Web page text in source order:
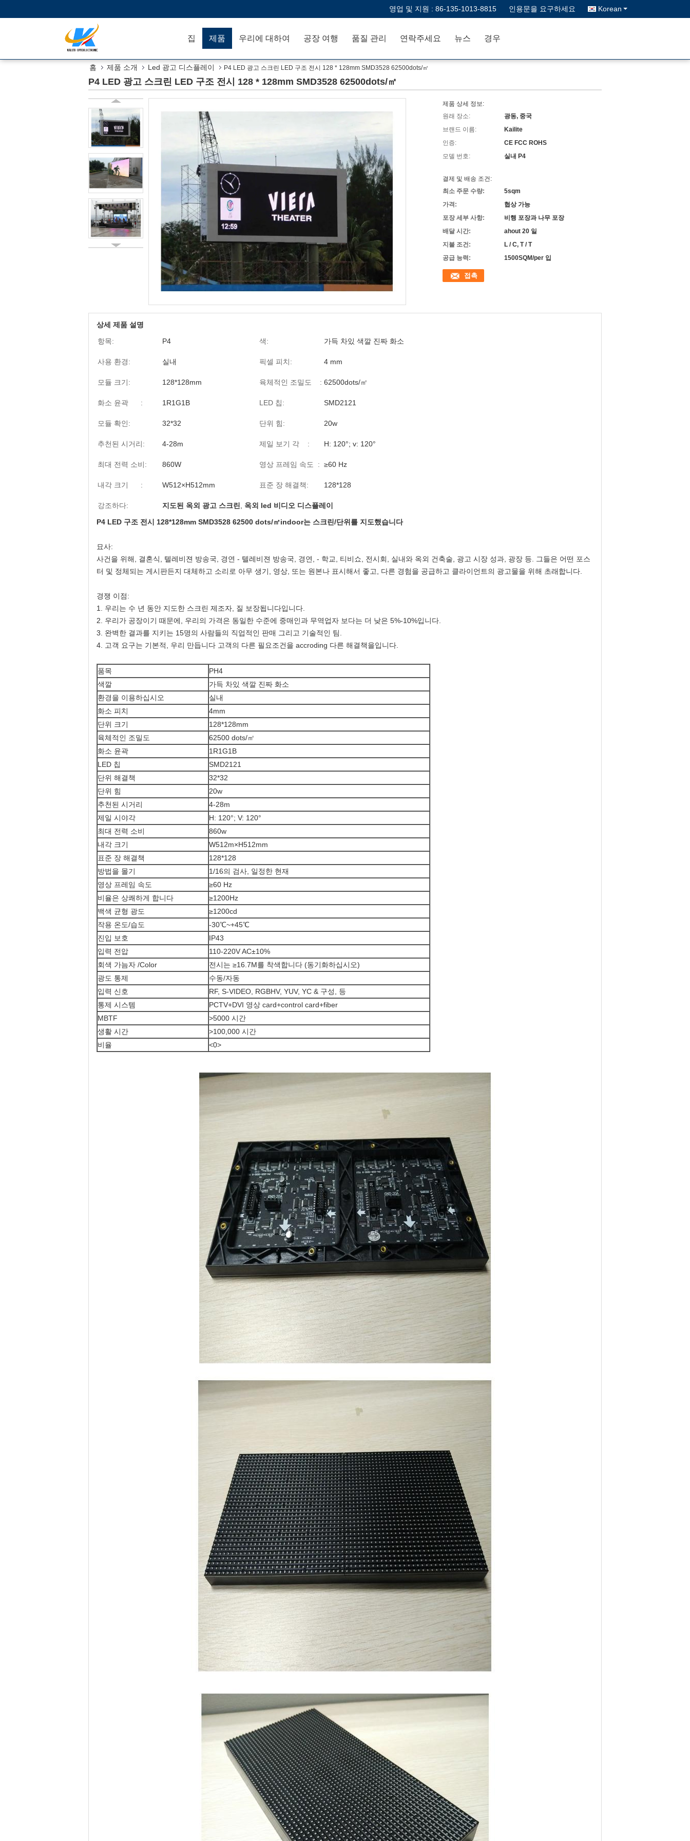
영업 및 지원 : 86-135-1013-8815 인용문을 요구하세요 Korean
집 제품 우리에 대하여 공장 여행 품질 관리 연락주세요 뉴스 경우
홈 제품 소개 Led 광고 디스플레이 P4 LED 광고 스크린 LED 구조 전시 128 * 128mm SMD3528 62500dots/㎡
P4 LED 광고 스크린 LED 구조 전시 128 * 128mm SMD3528 62500dots/㎡
제품 상세 정보:
원래 장소:
광동, 중국
브랜드 이름:
Kailite
인증:
CE FCC ROHS
모델 번호:
실내 P4
결제 및 배송 조건:
최소 주문 수량:
5sqm
가격:
협상 가능
포장 세부 사항:
비행 포장과 나무 포장
배달 시간:
ahout 20 일
지불 조건:
L / C, T / T
공급 능력:
1500SQM/per 입
접촉
상세 제품 설명
항목:
P4 색: 가득 차있 색깔 진짜 화소
사용 환경: 실내 픽셀 피치: 4 mm
모듈 크기: 128*128mm 육체적인 조밀도 : 62500dots/㎡
화소 윤곽 : 1R1G1B LED 칩: SMD2121
모듈 확인: 32*32 단위 힘: 20w
추천된 시거리: 4-28m 제일 보기 각 : H: 120°; v: 120°
최대 전력 소비: 860W 영상 프레임 속도 : ≥60 Hz
내각 크기 : W512×H512mm 표준 장 해결책: 128*128
강조하다: 지도된 옥외 광고 스크린
옥외 led 비디오 디스플레이
P4 LED 구조 전시 128*128mm SMD3528 62500 dots/㎡indoor는 스크린/단위를 지도했습니다
묘사:
사건을 위해, 결혼식, 텔레비젼 방송국, 경연 - 텔레비젼 방송국, 경연, - 학교, 티비쇼, 전시회, 실내와 옥외 건축술, 광고 시장 성과, 광장 등. 그들은 어떤 포스
터 및 정체되는 게시판든지 대체하고 소리로 아무 생기, 영상, 또는 원본나 표시해서 좋고, 다른 경험을 공급하고 클라이언트의 광고물을 위해 초래합니다.
경쟁 이점:
1. 우리는 수 년 동안 지도한 스크린 제조자, 질 보장됩니다입니다.
2. 우리가 공장이기 때문에, 우리의 가격은 동일한 수준에 중매인과 무역업자 보다는 더 낮은 5%-10%입니다.
3. 완벽한 결과를 지키는 15명의 사람들의 직업적인 판매 그리고 기술적인 팀.
4. 고객 요구는 기본적, 우리 만듭니다 고객의 다른 필요조건을 accroding 다른 해결책을입니다.
품목
PH4
색깔
가득 차있 색깔 진짜 화소
환경을 이용하십시오
실내
화소 피치
4mm
단위 크기
128*128mm
육체적인 조밀도
62500 dots/㎡
화소 윤곽
1R1G1B
LED 칩
SMD2121
단위 해결책
32*32
단위 힘
20w
추천된 시거리
4-28m
제일 시야각
H: 120°; V: 120°
최대 전력 소비
860w
내각 크기
W512m×H512mm
표준 장 해결책
128*128
방법을 몰기
1/16의 검사, 일정한 현재
영상 프레임 속도
≥60 Hz
비율은 상쾌하게 합니다
≥1200Hz
백색 균형 광도
≥1200cd
작용 온도/습도
-30℃~+45℃
진입 보호
IP43
입력 전압
110-220V AC±10%
회색 가늠자 /Color
전시는 ≥16.7M를 착색합니다 (동기화하십시오)
광도 통제
수동/자동
입력 신호
RF, S-VIDEO, RGBHV, YUV, YC & 구성, 등
통제 시스템
PCTV+DVI 영상 card+control card+fiber
MBTF
>5000 시간
생활 시간
>100,000 시간
비율
<0>